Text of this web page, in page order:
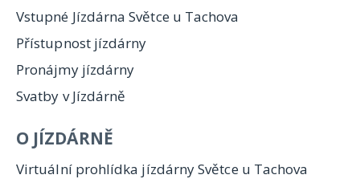
Vstupné Jízdárna Světce u Tachova
Přístupnost jízdárny
Pronájmy jízdárny
Svatby v Jízdárně
O JÍZDÁRNĚ
Virtuální prohlídka jízdárny Světce u Tachova